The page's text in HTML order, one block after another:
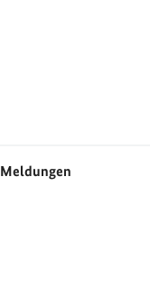
Meldungen